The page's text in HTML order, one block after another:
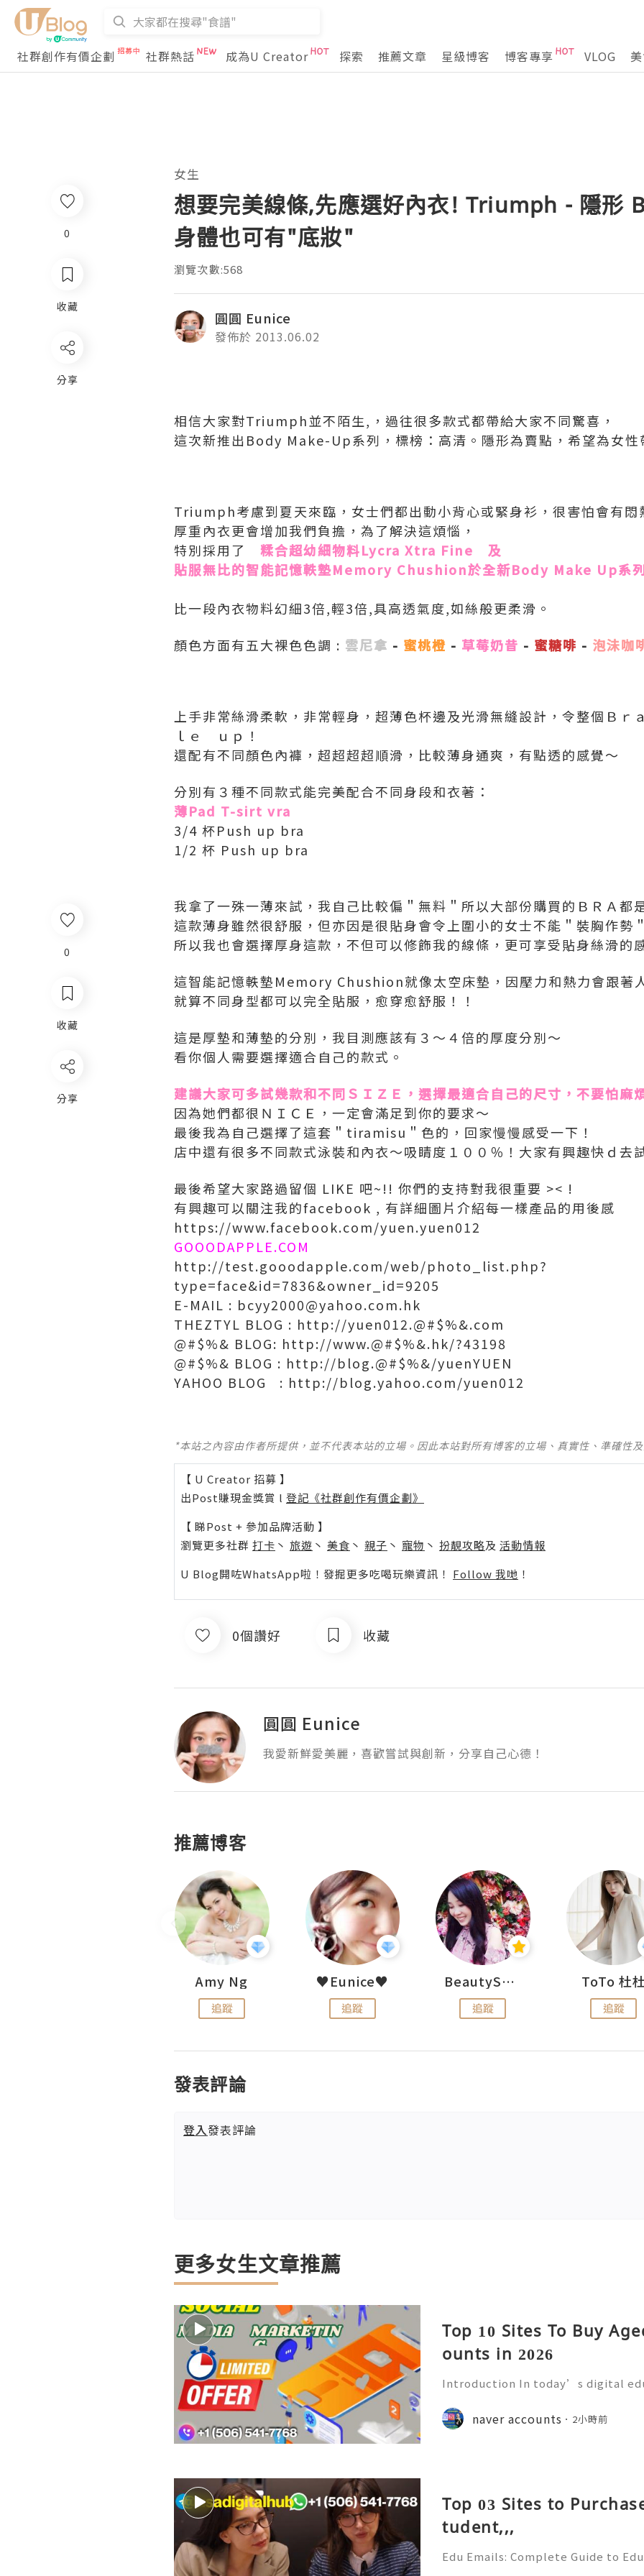
社群創作有價企劃 社群熱話 成為U Creator 探索 推薦文章 星級博客 博客專享 VLOG
0
收藏
分享
女生
想要完美線條,先應選好內衣! Triumph - 隱形
身體也可有"底妝"
瀏覽次數:568
圓圓 Eunice
發佈於 2013.06.02
相信大家對Triumph並不陌生,，過往很多款式都帶給大家不同驚喜，
這次新推出Body Make-Up系列，標榜：高清。隱形為賣點，希望為女性
Triumph考慮到夏天來臨，女士們都出動小背心或緊身衫，很害怕會有悶
厚重內衣更會增加我們負擔，為了解決這煩惱，
特別採用了 糅合超幼細物料Lycra Xtra Fine 及
貼服無比的智能記憶軼墊Memory Chushion於全新Body Make Up系
比一段內衣物料幻細3倍,輕3倍,具高透氣度,如絲般更柔滑。
顏色方面有五大裸色色調 : 雲尼拿 - 蜜桃橙 - 草莓奶昔 - 蜜糖啡 - 泡沬咖
上手非常絲滑柔軟，非常輕身，超薄色杯邊及光滑無縫設計，令整個Ｂｒ
ｌｅ ｕｐ！
還配有不同顏色內褲，超超超超順滑，比較薄身通爽，有點透的感覺～
分別有３種不同款式能完美配合不同身段和衣著：
薄Pad T-sirt vra
3/4 杯Push up bra
1/2 杯 Push up bra
我拿了一殊一薄來試，我自己比較偏＂無料＂所以大部份購買的ＢＲＡ都
這款薄身雖然很舒服，但亦因是很貼身會令上圍小的女士不能＂裝胸作勢
所以我也會選擇厚身這款，不但可以修飾我的線條，更可享受貼身絲滑的
這智能記憶軼墊Memory Chushion就像太空床墊，因壓力和熱力會跟著
就算不同身型都可以完全貼服，愈穿愈舒服！！
這是厚墊和薄墊的分別，我目測應該有３～４倍的厚度分別～
看你個人需要選擇適合自己的款式。
建議大家可多試幾款和不同ＳＩＺＥ，選擇最適合自己的尺寸，不要怕麻
因為她們都很ＮＩＣＥ，一定會滿足到你的要求～
最後我為自己選擇了這套＂tiramisu＂色的，回家慢慢感受一下！
店中還有很多不同款式泳裝和內衣～吸睛度１００％！大家有興趣快ｄ去
最後希望大家路過留個 LIKE 吧~!! 你們的支持對我很重要 >< !
有興趣可以關注我的facebook , 有詳細圖片介紹每一樣產品的用後感
https://www.facebook.com/yuen.yuen012
GOOODAPPLE.COM
http://test.gooodapple.com/web/photo_list.php?
type=face&id=7836&owner_id=9205
E-MAIL : bcyy2000@yahoo.com.hk
THEZTYL BLOG : http://yuen012.@#$%&.com
@#$%& BLOG: http://www.@#$%&.hk/?43198
@#$%& BLOG : http://blog.@#$%&/yuenYUEN
YAHOO BLOG : http://blog.yahoo.com/yuen012
*本站之內容由作者所提供，並不代表本站的立場。因此本站對所有博客的立場、真實性、準確性
【 U Creator 招募 】
出Post賺現金獎賞 l 登記《社群創作有價企劃》
【 睇Post + 參加品牌活動 】
瀏覽更多社群 打卡 丶 旅遊 丶 美食 丶 親子 丶 寵物 丶 扮靚攻略及 活動情報
U Blog開咗WhatsApp啦！發掘更多吃喝玩樂資訊！ Follow 我哋 ！
0個讚好 收藏
圓圓 Eunice
我愛新鮮愛美麗，喜歡嘗試與創新，分享自己心德！
推薦博客
Amy Ng
追蹤
♥Eunice♥
追蹤
BeautySearch
追蹤
ToTo 杜
追蹤
發表評論
登入發表評論
更多女生文章推薦
Top 10 Sites To Buy
ounts in 2026
Introduction In today’s digital
Educational institutions around
d email accounts to stude
naver accounts 2小時前
Top 03 Sites to
tudent,,,
Edu Emails: Complete Guide to
0
收藏
分享